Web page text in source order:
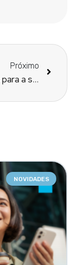
Próximo
5 Razões para a sua Farmácia Magistral migrar para um sistema mais completo de gestão
NOVIDADES